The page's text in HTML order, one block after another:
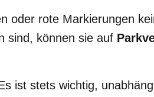
oder rote Markierungen
sind, können sie auf
ist stets wichtig,